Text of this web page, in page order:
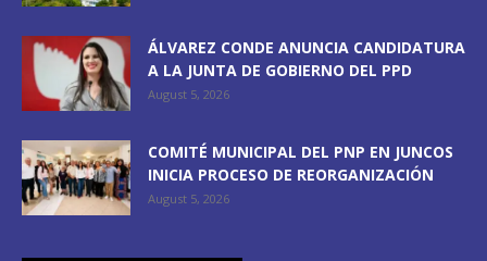
ÁLVAREZ CONDE ANUNCIA CANDIDATURA
A LA JUNTA DE GOBIERNO DEL PPD
August 5, 2026
COMITÉ MUNICIPAL DEL PNP EN JUNCOS
INICIA PROCESO DE REORGANIZACIÓN
August 5, 2026